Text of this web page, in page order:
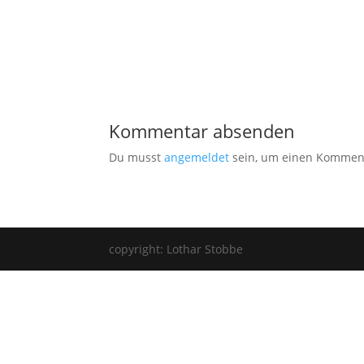
Kommentar absenden
Du musstangemeldet sein, um einen
copyright: Lothar Stobbe